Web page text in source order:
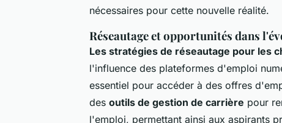
nécessaires pour cette nouvelle réalité.
Réseautage et opportunités dans
Les stratégies de réseautage pour les
l'influence des plateformes d'emploi
essentiel pour accéder à des offres
des outils de gestion de carrière pour
l'emploi, permettant ainsi aux aspirants